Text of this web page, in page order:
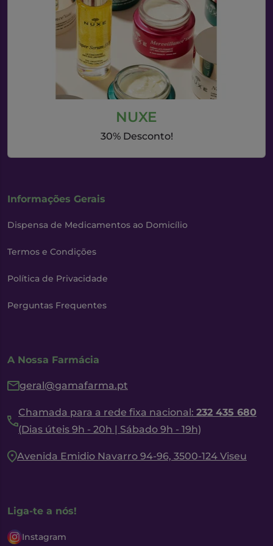
NUXE
30% Desconto!
Informações Gerais
Dispensa de Medicamentos ao Domicílio
Termos e Condições
Política de Privacidade
Perguntas Frequentes
A Nossa Farmácia
geral@gamafarma.pt
Chamada para a rede fixa nacional: 232 435 680
(Dias úteis 9h - 20h | Sábado 9h - 19h)
Avenida Emidio Navarro 94-96, 3500-124 Viseu
Liga-te a nós!
Instagram